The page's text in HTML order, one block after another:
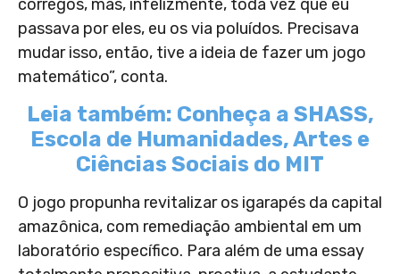
córregos, mas, infelizmente, toda vez que eu
passava por eles, eu os via poluídos. Precisava
mudar isso, então, tive a ideia de fazer um jogo
matemático”, conta.
Leia também: Conheça a SHASS,
Escola de Humanidades, Artes e
Ciências Sociais do MIT
O jogo propunha revitalizar os igarapés da capital
amazônica, com remediação ambiental em um
laboratório específico. Para além de uma essay